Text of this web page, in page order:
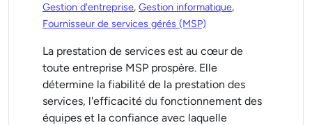
Gestion d'entreprise, Gestion informatique,
Fournisseur de services gérés (MSP)
La prestation de services est au cœur de
toute entreprise MSP prospère. Elle
détermine la fiabilité de la prestation des
services, l'efficacité du fonctionnement des
équipes et la confiance avec laquelle